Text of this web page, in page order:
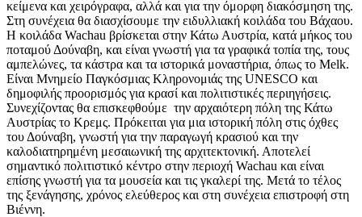
κείμενα και χειρόγραφα, αλλά και για την όμορφη διακόσμηση της.
Στη συνέχεια θα διασχίσουμε την ειδυλλιακή κοιλάδα του Βάχαου.
Η κοιλάδα Wachau βρίσκεται στην Κάτω Αυστρία, κατά μήκος του
ποταμού Δούναβη, και είναι γνωστή για τα γραφικά τοπία της, τους
αμπελώνες, τα κάστρα και τα ιστορικά μοναστήρια, όπως το Melk.
Είναι Μνημείο Παγκόσμιας Κληρονομιάς της UNESCO και
δημοφιλής προορισμός για κρασί και πολιτιστικές περιηγήσεις.
Συνεχίζοντας θα επισκεφθούμε την αρχαιότερη πόλη της Κάτω
Αυστρίας το Κρεμς. Πρόκειται για μια ιστορική πόλη στις όχθες
του Δούναβη, γνωστή για την παραγωγή κρασιού και την
καλοδιατηρημένη μεσαιωνική της αρχιτεκτονική. Αποτελεί
σημαντικό πολιτιστικό κέντρο στην περιοχή Wachau και είναι
επίσης γνωστή για τα μουσεία και τις γκαλερί της. Μετά το τέλος
της ξενάγησης, χρόνος ελεύθερος και στη συνέχεια επιστροφή στη
Βιέννη.